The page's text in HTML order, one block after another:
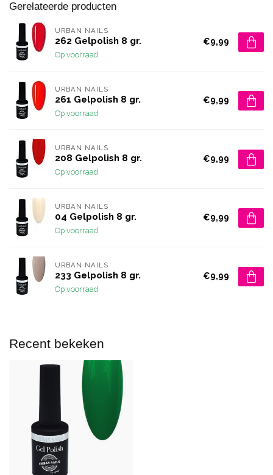
Gerelateerde producten
URBAN NAILS
262 Gelpolish 8 gr.
Op voorraad
€9,99
URBAN NAILS
261 Gelpolish 8 gr.
Op voorraad
€9,99
URBAN NAILS
208 Gelpolish 8 gr.
Op voorraad
€9,99
URBAN NAILS
04 Gelpolish 8 gr.
Op voorraad
€9,99
URBAN NAILS
233 Gelpolish 8 gr.
Op voorraad
€9,99
Recent bekeken